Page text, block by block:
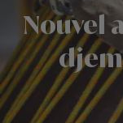
Nouvel